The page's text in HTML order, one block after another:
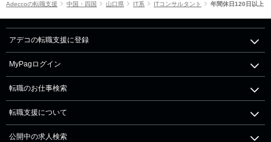
Adeccoの転職支援 中国・四国 山口県 IT系 ITコンサルタント 年間休日120日以上
アデコの転職支援に登録
MyPagログイン
転職のお仕事検索
転職支援について
公開中の求人検索